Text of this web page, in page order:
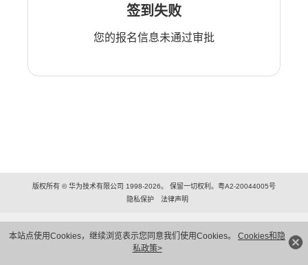
本站点使用Cookies，继续浏览表示您同意我们使用Cookies。 Cookies和隐
私政策>
签到失败
您的报名信息未通过审批
版权所有 © 华为技术有限公司 1998-2026。 保留一切权利。粤A2-20044005号
隐私保护
法律声明